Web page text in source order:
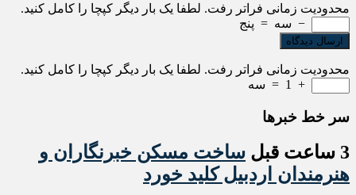
محدودیت زمانی فراتر رفت. لطفا یک بار دیگر کپچا را کامل کنید.
− سه = پنج
محدودیت زمانی فراتر رفت. لطفا یک بار دیگر کپچا را کامل کنید.
+
1
= سه
سر خط خبرها
3 ساعت قبل
ساخت مسکن خبرنگاران و
هنرمندان اردبیل کلید خورد